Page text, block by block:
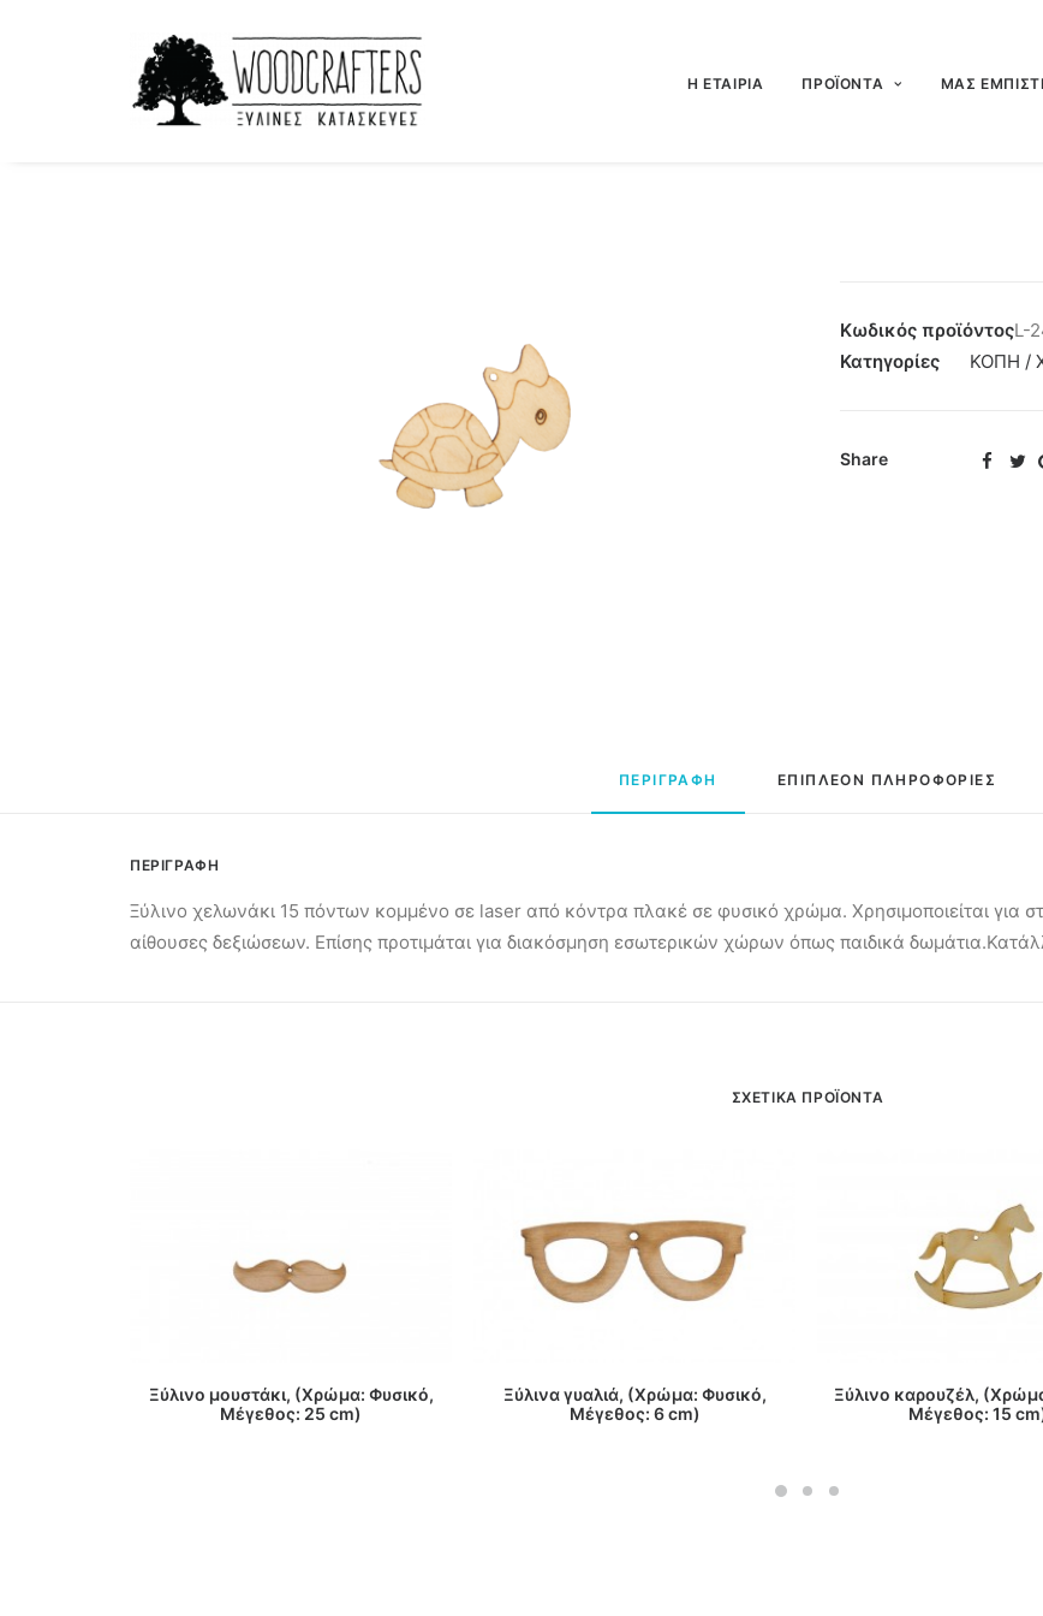
Η ΕΤΑΙΡΙΑ ΠΡΟΪΟΝΤΑ ΜΑΣ
Κωδικός προϊόντοςL-
Κατηγορίες
ΚΟΠΗ /
Share
ΠΕΡΙΓΡΑΦΗ ΕΠΙΠΛΕΟΝ ΠΛΗΡΟΦΟΡΙΕΣ
ΠΕΡΙΓΡΑΦΗ
Ξύλινο χελωνάκι 15 πόντων κομμένο σε laser από κόντρα πλακέ σε φυσικό χρώμα. Χρησιμοποιείται για
αίθουσες δεξιώσεων. Επίσης προτιμάται για διακόσμηση εσωτερικών χώρων όπως παιδικά
ΣΧΕΤΙΚΑ ΠΡΟΪΟΝΤΑ
ΔΙΑΒΑΣΤΕ ΠΕΡΙΣΣΟΤΕΡΑ
Ξύλινο μουστάκι, (Χρώμα: Φυσικό,
Μέγεθος: 25 cm)
ΔΙΑΒΑΣΤΕ ΠΕΡΙΣΣΟΤΕΡΑ
Ξύλινα γυαλιά, (Χρώμα: Φυσικό,
Μέγεθος: 6 cm)
ΔΙΑΒΑΣΤΕ
Ξύλινο καρουζέλ,
Μέγεθος: 15